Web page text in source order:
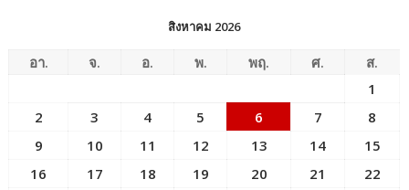
สิงหาคม 2026
อา. จ. อ. พ. พฤ. ศ.
ส.
1
2
3 4 5 6 7
8
9
10 11 12 13 14
15
16
17 18 19 20 21
22